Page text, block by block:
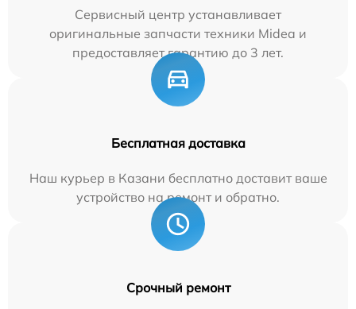
Сервисный центр устанавливает
оригинальные запчасти техники Midea и
предоставляет гарантию до 3 лет.
Бесплатная доставка
Наш курьер в Казани бесплатно доставит ваше
устройство на ремонт и обратно.
Срочный ремонт